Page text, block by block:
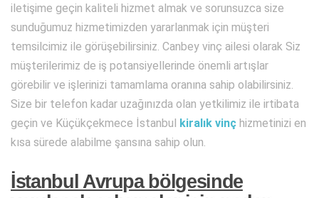
iletişime geçin kaliteli hizmet almak ve sorunsuzca size
sunduğumuz hizmetimizden yararlanmak için müşteri
temsilcimiz ile görüşebilirsiniz. Canbey vinç ailesi olarak Siz
müşterilerimiz de iş potansiyellerinde önemli artışlar
görebilir ve işlerinizi tamamlama oranına sahip olabilirsiniz.
Size bir telefon kadar uzağınızda olan yetkilimiz ile irtibata
geçin ve Küçükçekmece İstanbul kiralık vinç hizmetinizi en
kısa sürede alabilme şansına sahip olun.
İstanbul Avrupa bölgesinde